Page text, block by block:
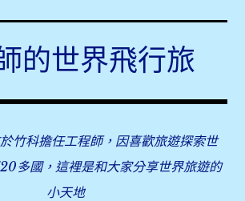
的世界飛行旅
竹科擔任工程師，因喜歡旅遊探索世
多國，這裡是和大家分享世界旅遊的
小天地